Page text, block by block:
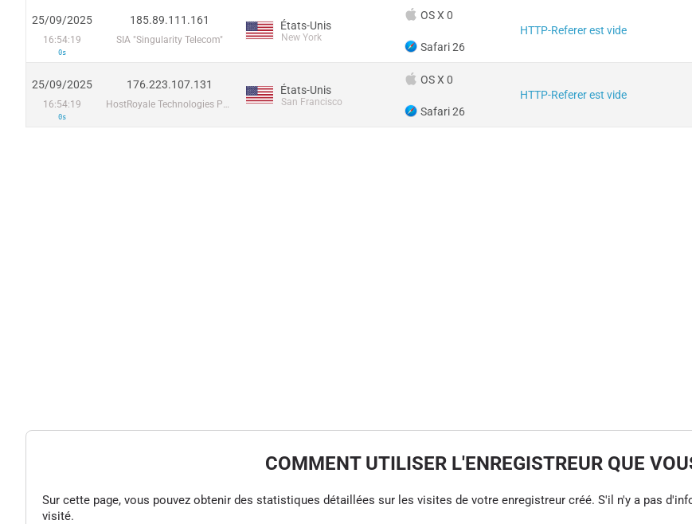
25/09/2025
16:54:19
0s
185.89.111.161
SIA "Singularity Telecom"
États-Unis
New York
OS X 0
Safari 26
HTTP-Referer est vide
25/09/2025
16:54:19
0s
176.223.107.131
HostRoyale Technologies Pvt Ltd
États-Unis
San Francisco
OS X 0
Safari 26
HTTP-Referer est vide
COMMENT UTILISER L'ENREGISTREUR QUE
Sur cette page, vous pouvez obtenir des statistiques détaillées sur les visites de votre enregistreur créé. S'il n'y a pas
visité.